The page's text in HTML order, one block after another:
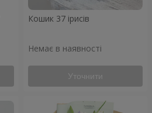
Кошик 37 ірисів
Немає в наявності
Уточнити